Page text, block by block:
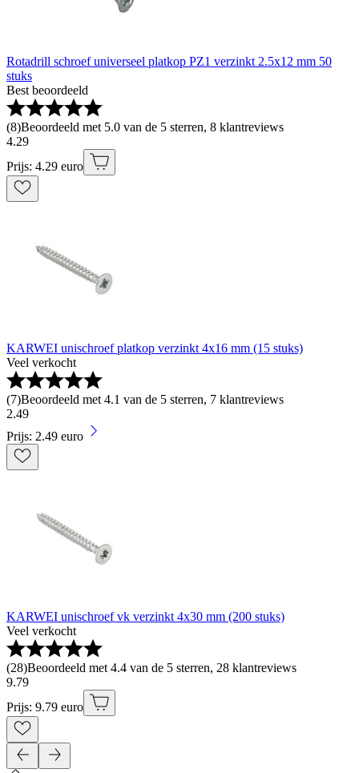
Rotadrill schroef universeel platkop PZ1 verzinkt 2.5x12 mm 50
stuks
Best beoordeeld
(8)Beoordeeld met 5.0 van de 5 sterren, 8 klantreviews
4.29
Prijs: 4.29 euro
KARWEI unischroef platkop verzinkt 4x16 mm (15 stuks)
Veel verkocht
(7)Beoordeeld met 4.1 van de 5 sterren, 7 klantreviews
2.49
Prijs: 2.49 euro
KARWEI unischroef vk verzinkt 4x30 mm (200 stuks)
Veel verkocht
(28)Beoordeeld met 4.4 van de 5 sterren, 28 klantreviews
9.79
Prijs: 9.79 euro